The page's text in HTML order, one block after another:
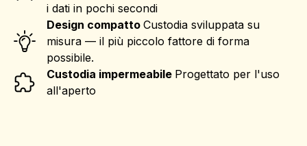
i dati in pochi secondi
Design compatto Custodia sviluppata su
misura — il più piccolo fattore di forma
possibile.
Custodia impermeabile Progettato per l'uso
all'aperto